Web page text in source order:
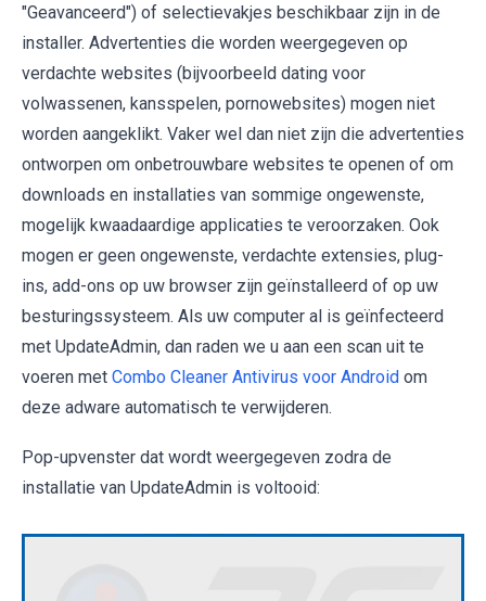
"Geavanceerd") of selectievakjes beschikbaar zijn in de
installer. Advertenties die worden weergegeven op
verdachte websites (bijvoorbeeld dating voor
volwassenen, kansspelen, pornowebsites) mogen niet
worden aangeklikt. Vaker wel dan niet zijn die advertenties
ontworpen om onbetrouwbare websites te openen of om
downloads en installaties van sommige ongewenste,
mogelijk kwaadaardige applicaties te veroorzaken. Ook
mogen er geen ongewenste, verdachte extensies, plug-
ins, add-ons op uw browser zijn geïnstalleerd of op uw
besturingssysteem. Als uw computer al is geïnfecteerd
met UpdateAdmin, dan raden we u aan een scan uit te
voeren met Combo Cleaner Antivirus voor Android om
deze adware automatisch te verwijderen.
Pop-upvenster dat wordt weergegeven zodra de
installatie van UpdateAdmin is voltooid: